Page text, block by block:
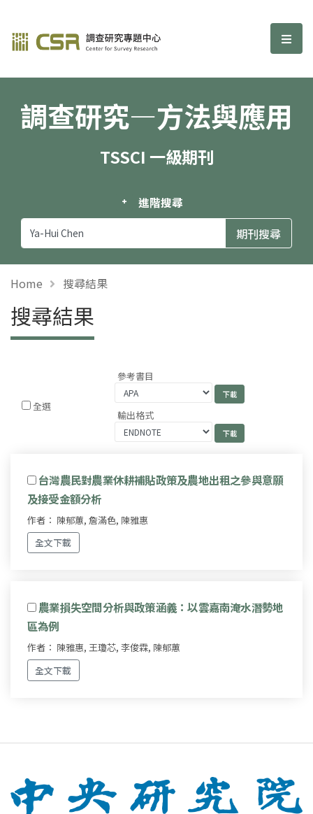
調查研究—方法與應用期刊 選
調查研究—方法與應用
TSSCI 一級期刊
進階搜尋
Home 搜尋結果
搜尋結果
全選
參考書目
輸出格式
台灣農民對農業休耕補貼政策及農地出租之參與意願
及接受金額分析
作者： 陳郁蕙, 詹滿色, 陳雅惠
全文下載
農業損失空間分析與政策涵義：以雲嘉南淹水潛勢地
區為例
作者： 陳雅惠, 王瓊芯, 李俊霖, 陳郁蕙
全文下載